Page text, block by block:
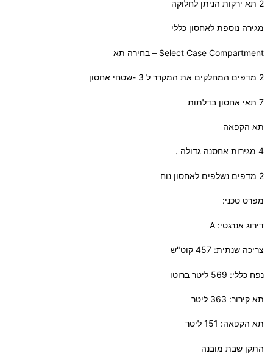
2 תא ירקות הניתן לחלוקה
מגירה נוספת לאחסון כללי
Select Case Compartment – בחירה תא
2 מדפים המחלקים את המקרר ל 3 -שטחי אחסון
7 תאי אחסון בדלתות
תא הקפאה
4 מגירות אחסנה גדולה .
2 מדפים נשלפים לאחסון נוח
מפרט טכני:
דירוג אנרגטי: A
צריכה שנתית: 457 קוט"ש
נפח כללי: 569 ליטר ברוטו
תא קירור: 363 ליטר
תא הקפאה: 151 ליטר
התקן שבת מובנה